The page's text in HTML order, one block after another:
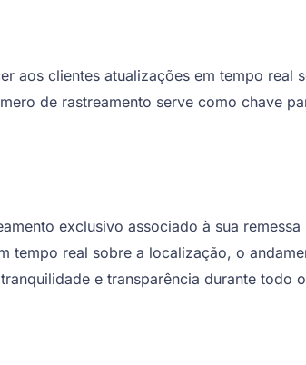
aos clientes atualizações em tempo real
de rastreamento serve como chave
exclusivo associado à sua
tempo real sobre a localização, o
e transparência durante todo